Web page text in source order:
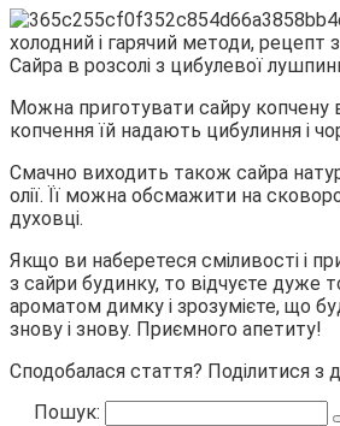
Сайра в розсолі з цибулевої
Можна приготувати сайру копчену
копчення їй надають цибулиння і
Смачно виходить також сайра
олії. Її можна обсмажити на
духовці.
Якщо ви наберетеся сміливості і
з сайри будинку, то відчуєте дуже
ароматом димку і зрозумієте, що
знову і знову. Приємного апетиту!
Сподобалася стаття? Поділитися з
Пошук: